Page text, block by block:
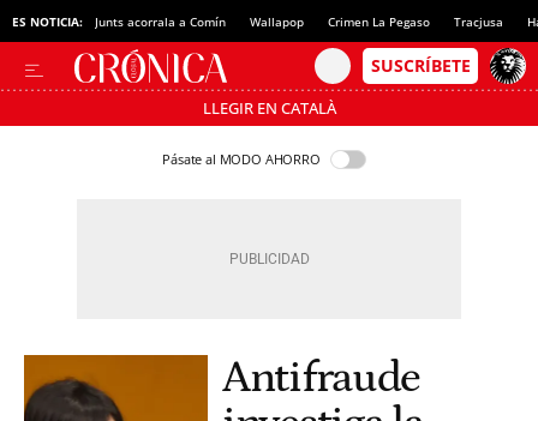
ES NOTICIA: Junts acorrala a Comín Wallapop Crimen La Pegaso Tracjusa
LLEGIR EN CATALÀ
Pásate al MODO AHORRO
Antifraude